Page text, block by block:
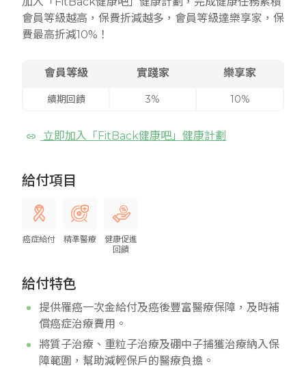
會員等級越高，保費折減越多，會員等級達樂享家，保
費最高折減10%！
會員等級 實踐家 樂享家
續期回饋 3% 10%
立即加入「FitBack健康吧」健康計劃
給付項目
癌症給付 精準醫療
健康促進
回饋
給付特色
提供罹癌一次金給付及癌後豐富醫療保障，及時補
償癌症治療費用。
將質子治療、重粒子治療及硼中子捕獲治療納入保
障範圍，幫助減輕保戶的醫療負擔。